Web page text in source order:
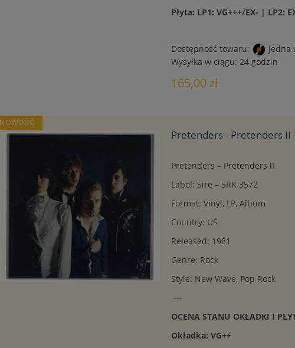
Płyta: LP1: VG+++/EX- | LP2:
Dostępność towaru:
jedna
Wysyłka w ciągu: 24 godzin
165,00 zł
Pretenders - Pretenders II
Pretenders ‎– Pretenders II
Label: Sire – SRK 3572
Format: Vinyl, LP, Album
Country: US
Released: 1981
Genre: Rock
Style: New Wave, Pop Rock
---
OCENA STANU OKŁADKI I
Okładka: VG++
NOWOŚĆ